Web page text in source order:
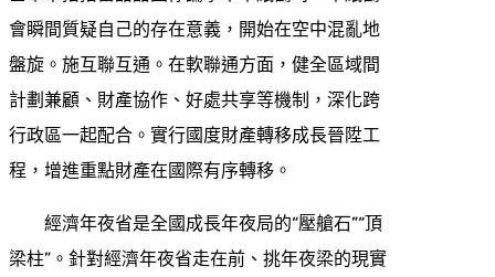
會瞬間質疑自己的存在意義，開始在空中混亂地
盤旋。施互聯互通。在軟聯通方面，健全區域間
計劃兼顧、財產協作、好處共享等機制，深化跨
行政區一起配合。實行國度財產轉移成長晉陞工
程，增進重點財產在國際有序轉移。
經濟年夜省是全國成長年夜局的“壓艙石”“頂
梁柱”。針對經濟年夜省走在前、挑年夜梁的現實